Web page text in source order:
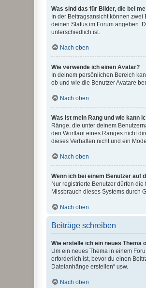
Was sind das für Bilder, die bei
In der Beitragsansicht können
deinen Status im Forum angeben.
unterschiedlich ist.
Nach oben
Wie verwende ich einen Avatar?
In deinem persönlichen Bereich
ob und wie die Benutzer Avatare
Nach oben
Was ist mein Rang und wie kann
Ränge, die unter deinem
den Wortlaut eines Ranges nicht
dieses Verhalten nicht und ein
Nach oben
Wenn ich bei einem Benutzer auf
Nur registrierte Benutzer dürfen
Missbrauch dieses Systems durch
Nach oben
Beiträge schreiben
Wie erstelle ich ein neues Thema
Um ein neues Thema in einem
erforderlich ist, bevor du einen
Dateianhänge erstellen“ usw.
Nach oben